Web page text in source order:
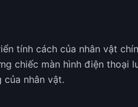
tính cách của nhân vật
chiếc màn hình điện
nhân vật.